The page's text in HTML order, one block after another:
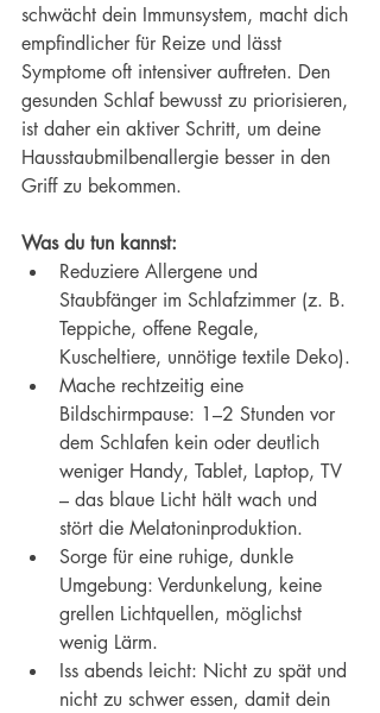
schwächt dein Immunsystem, macht dich
empfindlicher für Reize und lässt
Symptome oft intensiver auftreten. Den
gesunden Schlaf bewusst zu priorisieren,
ist daher ein aktiver Schritt, um deine
Hausstaubmilbenallergie besser in den
Griff zu bekommen.
Was du tun kannst:
Reduziere Allergene und
Staubfänger im Schlafzimmer (z. B.
Teppiche, offene Regale,
Kuscheltiere, unnötige textile Deko).
Mache rechtzeitig eine
Bildschirmpause: 1–2 Stunden vor
dem Schlafen kein oder deutlich
weniger Handy, Tablet, Laptop, TV
– das blaue Licht hält wach und
stört die Melatoninproduktion.
Sorge für eine ruhige, dunkle
Umgebung: Verdunkelung, keine
grellen Lichtquellen, möglichst
wenig Lärm.
Iss abends leicht: Nicht zu spät und
nicht zu schwer essen, damit dein